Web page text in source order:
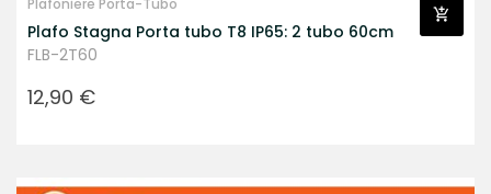
Plafoniere Porta-Tubo
Plafo Stagna Porta tubo T8 IP65: 2 tubo 60cm
FLB-2T60
Prezzo
12,90 €